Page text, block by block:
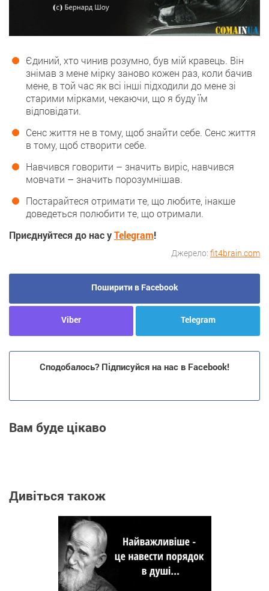
Єдиний, хто чинив розумно, був мій кравець. Він
знімав з мене мірку заново кожен раз, коли бачив
мене, в той час як всі інші підходили до мене зі
старими мірками, чекаючи, що я буду їм
відповідати.
Сенс життя не в тому, щоб знайти себе. Сенс життя
в тому, щоб створити себе.
Навчився говорити – значить виріс, навчився
мовчати – значить порозумнішав.
Постарайтеся отримати те, що любите, інакше
доведеться полюбити те, що отримали.
Приєднуйтеся до нас уTelegram!
Джерело: fit4brain.com
Поширити в Facebook
Viber Telegram
Сподобалось? Підписуйся на нас в Facebook!
Вам буде цікаво
Дивіться також